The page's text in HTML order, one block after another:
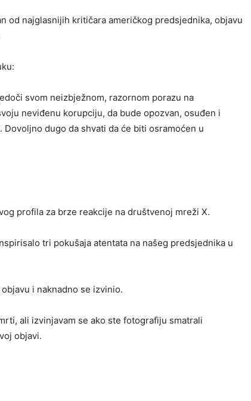
od najglasnijih kritičara američkog predsjednika, objavu
svom neizbježnom, razornom porazu na
neviđenu korupciju, da bude opozvan, osuđen i
dugo da shvati da će biti osramoćen u
profila za brze reakcije na društvenoj mreži X.
tri pokušaja atentata na našeg predsjednika u
i naknadno se izvinio.
ali izvinjavam se ako ste fotografiju smatrali
objavi.